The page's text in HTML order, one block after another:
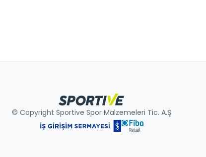
© Copyright Sportive Spor Malzemeleri Tic. A.Ş